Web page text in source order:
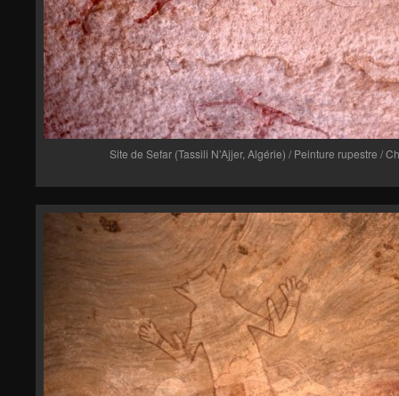
Site de Sefar (Tassili N’Ajjer, Algérie) / Peinture rupestre /